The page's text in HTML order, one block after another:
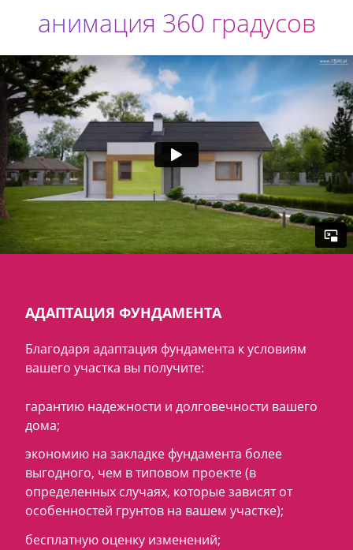
анимация 360 градусов
АДАПТАЦИЯ ФУНДАМЕНТА
Благодаря адаптация фундамента к условиям
вашего участка вы получите:
гарантию надежности и долговечности вашего
дома;
экономию на закладке фундамента более
выгодного, чем в типовом проекте (в
определенных случаях, которые зависят от
особенностей грунтов на вашем участке);
бесплатную оценку изменений;